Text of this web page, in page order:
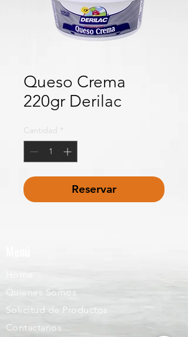
Queso Crema
220gr Derilac
Cantidad *
Reservar
Home
Quienes Somos
Solicitud de Productos
Contactanos